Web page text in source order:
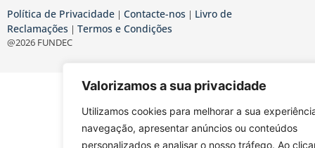
Valorizamos a sua privacidade
Utilizamos cookies para melhorar a sua
navegação, apresentar anúncios ou conteúdos
personalizados e analisar o nosso tráfego. Ao
Política de Privacidade | Contacte-nos | Livro de
Reclamações | Termos e Condições
@2026 FUNDEC